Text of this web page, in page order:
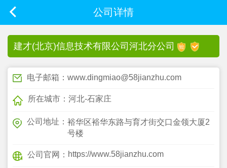
公司详情
建才(北京)信息技术有限公司河北分公司
电子邮箱：www.dingmiao@58jianzhu.com
所在城市：河北-石家庄
公司地址： 裕华区裕华东路与育才街交口金领大厦2
号楼
公司官网： https://www.58jianzhu.com